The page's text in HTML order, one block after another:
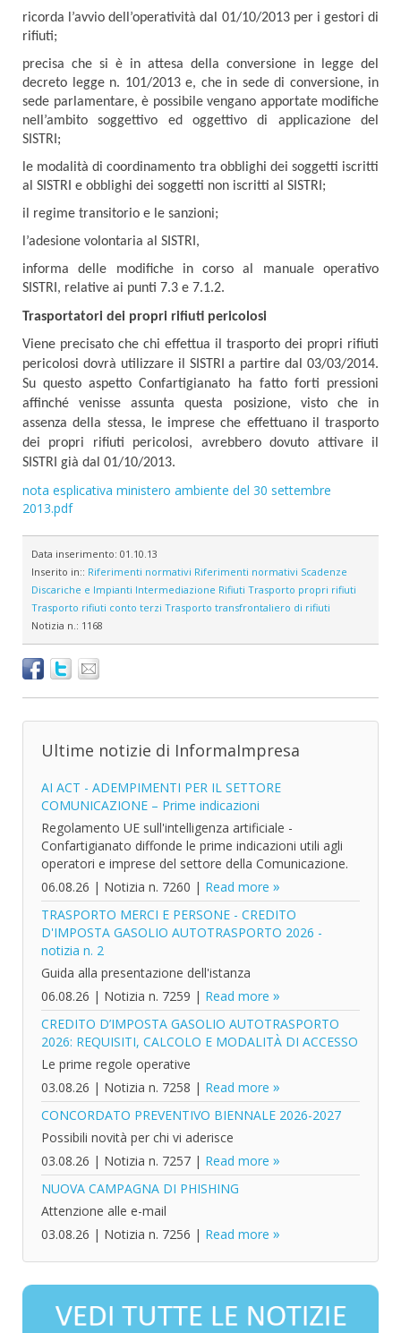
ricorda l’avvio dell’operatività dal 01/10/2013 per i gestori di
rifiuti;
precisa che si è in attesa della conversione in legge del
decreto legge n. 101/2013 e, che in sede di conversione, in
sede parlamentare, è possibile vengano apportate modifiche
nell’ambito soggettivo ed oggettivo di applicazione del
SISTRI;
le modalità di coordinamento tra obblighi dei soggetti iscritti
al SISTRI e obblighi dei soggetti non iscritti al SISTRI;
il regime transitorio e le sanzioni;
l’adesione volontaria al SISTRI,
informa delle modifiche in corso al manuale operativo
SISTRI, relative ai punti 7.3 e 7.1.2.
Trasportatori dei propri rifiuti pericolosi
Viene precisato che chi effettua il trasporto dei propri rifiuti
pericolosi dovrà utilizzare il SISTRI a partire dal 03/03/2014.
Su questo aspetto Confartigianato ha fatto forti pressioni
affinché venisse assunta questa posizione, visto che in
assenza della stessa, le imprese che effettuano il trasporto
dei propri rifiuti pericolosi, avrebbero dovuto attivare il
SISTRI già dal 01/10/2013.
nota esplicativa ministero ambiente del 30 settembre
2013.pdf
Data inserimento: 01.10.13
Inserito in:: Riferimenti normativi Riferimenti normativi Scadenze
Discariche e Impianti Intermediazione Rifiuti Trasporto propri rifiuti
Trasporto rifiuti conto terzi Trasporto transfrontaliero di rifiuti
Notizia n.: 1168
Ultime notizie di InformaImpresa
AI ACT - ADEMPIMENTI PER IL SETTORE
COMUNICAZIONE – Prime indicazioni
Regolamento UE sull'intelligenza artificiale -
Confartigianato diffonde le prime indicazioni utili agli
operatori e imprese del settore della Comunicazione.
06.08.26 | Notizia n. 7260 | Read more
TRASPORTO MERCI E PERSONE - CREDITO
D'IMPOSTA GASOLIO AUTOTRASPORTO 2026 -
notizia n. 2
Guida alla presentazione dell'istanza
06.08.26 | Notizia n. 7259 | Read more
CREDITO D’IMPOSTA GASOLIO AUTOTRASPORTO
2026: REQUISITI, CALCOLO E MODALITÀ DI ACCESSO
Le prime regole operative
03.08.26 | Notizia n. 7258 | Read more
CONCORDATO PREVENTIVO BIENNALE 2026-2027
Possibili novità per chi vi aderisce
03.08.26 | Notizia n. 7257 | Read more
NUOVA CAMPAGNA DI PHISHING
Attenzione alle e-mail
03.08.26 | Notizia n. 7256 | Read more